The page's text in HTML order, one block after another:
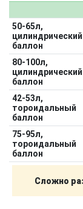
50-65л,
цилиндрический
баллон
80-100л,
цилиндрический
баллон
42-53л,
тороидальный
баллон
75-95л,
тороидальный
баллон
Сложно